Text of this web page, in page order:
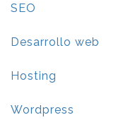
SEO
Desarrollo web
Hosting
Wordpress